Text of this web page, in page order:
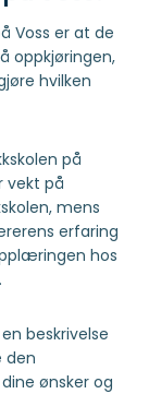
Voss er at de
oppkjøringen,
hvilken
på
vekt på
mens
erfaring
hos
beskrivelse
den
ønsker og